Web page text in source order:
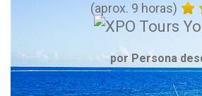
(aprox. 9 horas)
por Persona